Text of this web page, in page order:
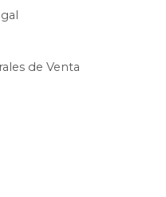
de Venta